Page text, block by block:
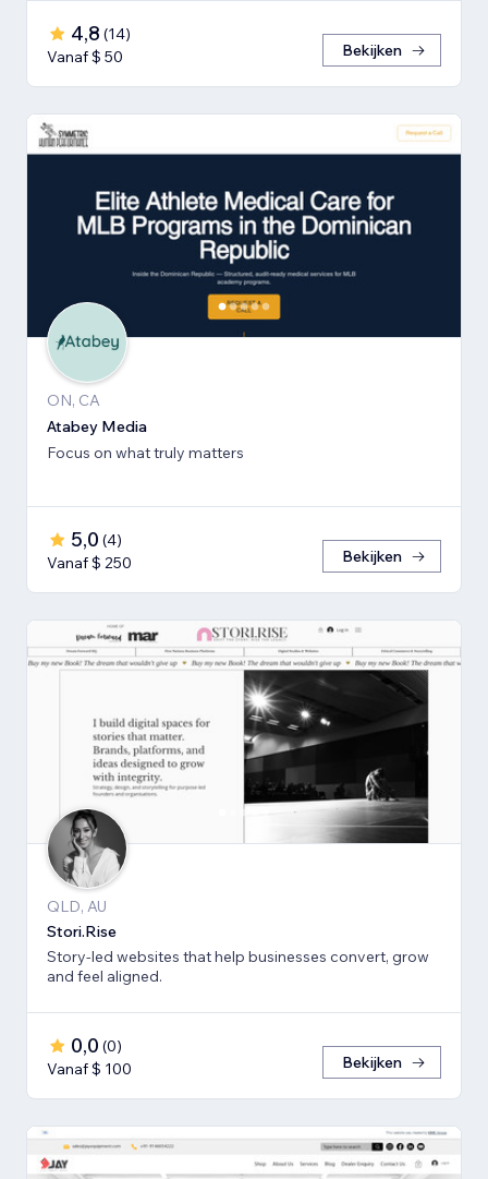
4,8 (14)
Vanaf $ 50
Bekijken
ON, CA
Atabey Media
Focus on what truly matters
5,0 (4)
Vanaf $ 250
Bekijken
QLD, AU
Stori.Rise
Story-led websites that help businesses convert, grow
and feel aligned.
0,0 (0)
Vanaf $ 100
Bekijken